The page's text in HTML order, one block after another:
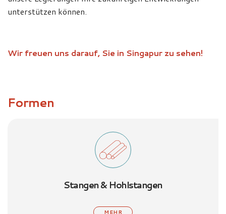
unterstützen können.
Wir freuen uns darauf, Sie in Singapur zu sehen!
Formen
Stangen & Hohlstangen
MEHR